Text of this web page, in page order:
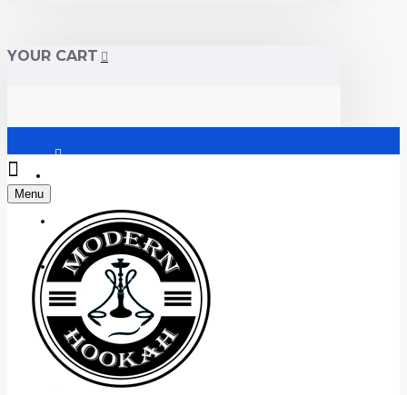
YOUR CART
Регистрация
+38 (095) 945 04 33
Menu